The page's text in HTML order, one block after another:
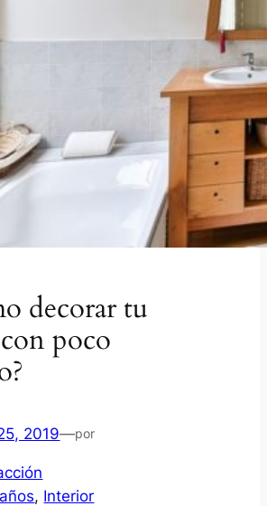
decorar tu
poco
2019—por
, Interior